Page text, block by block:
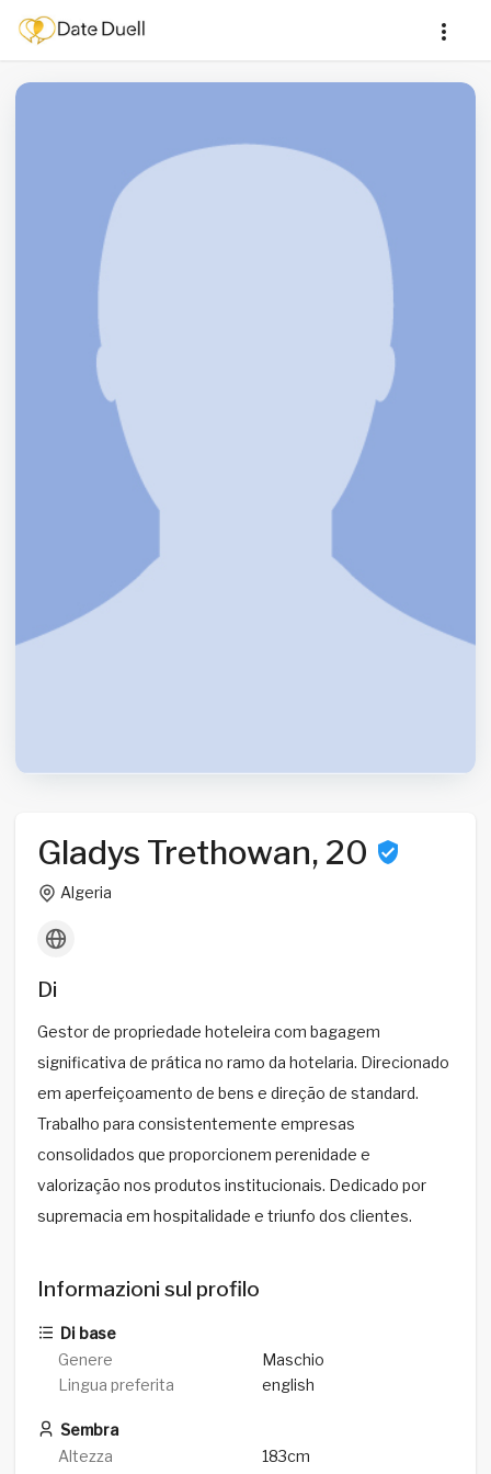
Gladys Trethowan, 20
Algeria
Di
Gestor de propriedade hoteleira com bagagem
significativa de prática no ramo da hotelaria. Direcionado
em aperfeiçoamento de bens e direção de standard.
Trabalho para consistentemente empresas
consolidados que proporcionem perenidade e
valorização nos produtos institucionais. Dedicado por
supremacia em hospitalidade e triunfo dos clientes.
Informazioni sul profilo
Di base
Genere
Maschio
Lingua preferita
english
Sembra
Altezza
183cm